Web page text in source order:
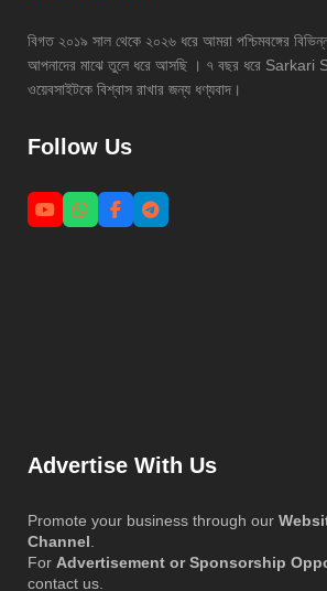
বিগত ২০১৯ সাল থেকে ২০২৬ ধরে আমরা পশ্চিমবঙ্গের
আপনাদের মাঝে তুলে ধরে আসছি । ৭ বছর ধরে Sarkari
ওয়েবসাইটকে বিশ্বাস রাখার জন্য ধণ্যবাদ।
Follow Us
Advertise With Us
Promote your business through our
Channel
For Advertisement or Sponsorship
contact us.